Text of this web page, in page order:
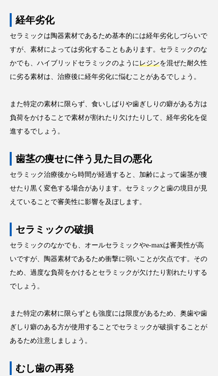
経年劣化
セラミックは陶器素材であるため基本的には経年劣化しづらいで
すが、素材によっては劣化することもあります。セラミックのな
かでも、ハイブリッドセラミックのように レジンを混ぜた耐久性
に劣る素材は、治療後に経年劣化に悩むことがあるでしょう。
また特定の素材に限らず、食いしばりや歯ぎしりの癖がある方は
負荷をかけることで素材が割れたり欠けたりして、経年劣化を促
進するでしょう。
歯茎の痩せに伴う見た目の悪化
セラミック治療後から時間が経過すると、加齢によって歯茎が痩
せたり黒く変色する場合があります。セラミックと歯の境目が見
えていることで審美性に影響を及ぼします。
セラミックの破損
セラミックのなかでも、オールセラミックやe-maxは審美性が高
いですが、陶器素材であるため衝撃に弱いことが欠点です。その
ため、過度な負荷をかけるとセラミックが欠けたり割れたりする
でしょう。
また特定の素材に限らずとも強度には限度があるため、奥歯や歯
ぎしり癖のある方が使用することでセラミックが破損することが
あるため注意しましょう。
むし歯の再発